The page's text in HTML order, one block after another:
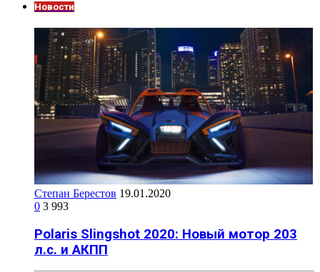
Новости
Степан Берестов 19.01.2020
0 3 993
Polaris Slingshot 2020: Новый мотор 203
л.с. и АКПП